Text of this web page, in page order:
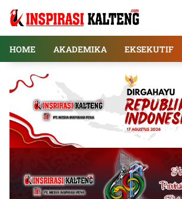
HOME
AKADEMIKA EKSEKUTIF